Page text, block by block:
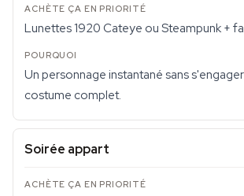
Lunettes 1920 Cateye ou Steampunk +
Un personnage instantané sans
costume complet.
Soirée appart